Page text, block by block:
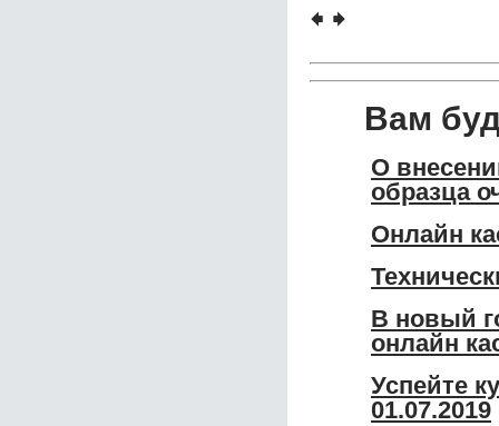
🠸 🠺
Вам
О
образца
Онлайн
В новый
онлайн
Успейте
01.07.2019